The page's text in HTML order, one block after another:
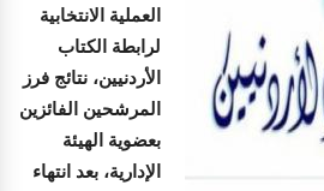
العملية الانتخابية
لرابطة الكتاب
الأردنيين، نتائج فرز
المرشحين الفائزين
بعضوية الهيئة
الإدارية، بعد انتهاء